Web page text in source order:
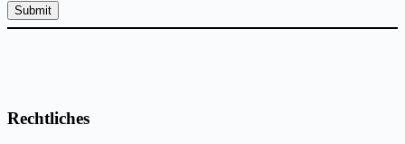
Rechtliches